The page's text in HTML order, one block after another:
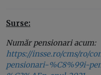
Surse:
Număr pensionari acum:
https://insse.ro/cms/ro/
pensionari-%C8%99i-